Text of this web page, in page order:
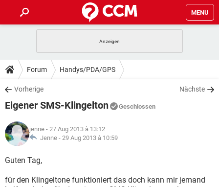
MENU
ANDROID IOS
WINDOWS 10
WHATSAPP TIKTOK
FACEBOOK
TIPPS & TRICKS
SPIELE STREAMING
WHATSAPP
FACEBOOK
DOWNLOADS
SPIELE STREAMING
ANDROID
WINDOWS 10 INSTAGRAM
WHATSAPP
FORUM
SPIELE
ANDROID
WINDOWS 10
WHATSAPP TIKTOK
LEXIKON
SPIELE
Forum Handys/PDA/GPS
Vorherige Nächste
Eigener SMS-Klingelton Geschlossen
jenne - 27 Aug 2013 à 13:12
Jenne - 29 Aug 2013 à 10:59
Guten Tag,
für den Klingeltone funktioniert das doch kann mir jemand